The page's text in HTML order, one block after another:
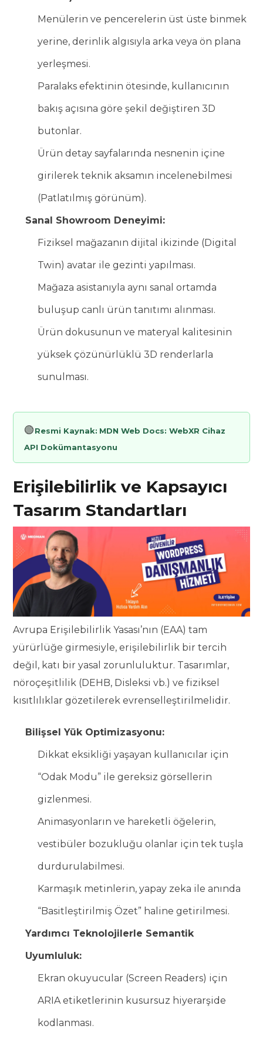
Menülerin ve pencerelerin üst üste binmek
yerine, derinlik algısıyla arka veya ön plana
yerleşmesi.
Paralaks efektinin ötesinde, kullanıcının
bakış açısına göre şekil değiştiren 3D
butonlar.
Ürün detay sayfalarında nesnenin içine
girilerek teknik aksamın incelenebilmesi
(Patlatılmış görünüm).
Sanal Showroom Deneyimi:
Fiziksel mağazanın dijital ikizinde (Digital
Twin) avatar ile gezinti yapılması.
Mağaza asistanıyla aynı sanal ortamda
buluşup canlı ürün tanıtımı alınması.
Ürün dokusunun ve materyal kalitesinin
yüksek çözünürlüklü 3D renderlarla
sunulması.
🟢Resmi Kaynak: MDN Web Docs: WebXR Cihaz
API Dokümantasyonu
Erişilebilirlik ve Kapsayıcı
Tasarım Standartları
Avrupa Erişilebilirlik Yasası’nın (EAA) tam
yürürlüğe girmesiyle, erişilebilirlik bir tercih
değil, katı bir yasal zorunluluktur. Tasarımlar,
nöroçeşitlilik (DEHB, Disleksi vb.) ve fiziksel
kısıtlılıklar gözetilerek evrenselleştirilmelidir.
Bilişsel Yük Optimizasyonu:
Dikkat eksikliği yaşayan kullanıcılar için
“Odak Modu” ile gereksiz görsellerin
gizlenmesi.
Animasyonların ve hareketli öğelerin,
vestibüler bozukluğu olanlar için tek tuşla
durdurulabilmesi.
Karmaşık metinlerin, yapay zeka ile anında
“Basitleştirilmiş Özet” haline getirilmesi.
Yardımcı Teknolojilerle Semantik
Uyumluluk:
Ekran okuyucular (Screen Readers) için
ARIA etiketlerinin kusursuz hiyerarşide
kodlanması.